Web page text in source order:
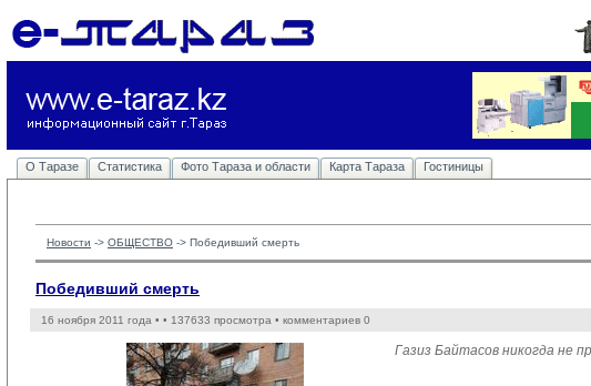
О Таразе Статистика Фото Тараза и области Карта Тараза Гостиницы
Новости -> ОБЩЕСТВО -> Победивший смерть
Победивший смерть
16 ноября 2011 года • • 137633 просмотра • комментариев 0
Газиз Байтасов никогда не